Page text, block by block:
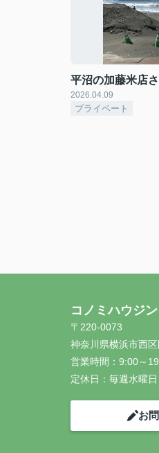
平沼の加藤米店
2026.04.09
プライベート
コノミハウジ
〒220-0073
神奈川県横浜市西
営業時間： 9:00～
定休日： 毎週水曜日
お